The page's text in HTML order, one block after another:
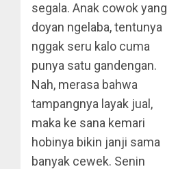
segala. Anak cowok yang
doyan ngelaba, tentunya
nggak seru kalo cuma
punya satu gandengan.
Nah, merasa bahwa
tampangnya layak jual,
maka ke sana kemari
hobinya bikin janji sama
banyak cewek. Senin